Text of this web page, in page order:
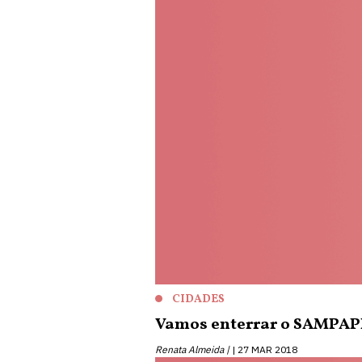
CIDADES
Vamos enterrar o
Renata Almeida | 27 MAR 2018